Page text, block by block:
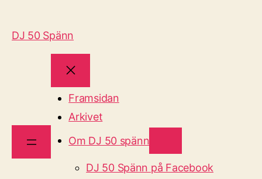
DJ 50 Spänn
Framsidan
Arkivet
Om DJ 50 spänn
DJ 50 Spänn på Facebook